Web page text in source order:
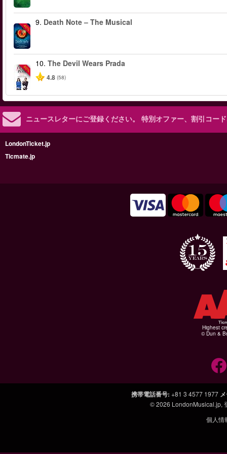
-40%
9. Death Note – The Musical
-50%
10. The Devil Wears Prada
4.8 (58)
ニュースレターにご登録ください。 特別オファー、割引コー
LondonTicket.jp
Ticmate.jp
Highest
© Dun &
携帯電話番号: +81 3 4577 1977
© 2026 LondonMusical.jp,
個人情